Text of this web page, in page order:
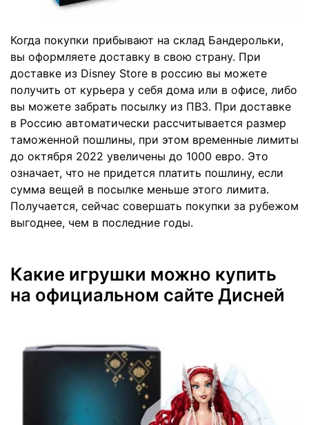
Когда покупки прибывают на склад Бандерольки,
вы оформляете доставку в свою страну. При
доставке из Disney Store в россию вы можете
получить от курьера у себя дома или в офисе, либо
вы можете забрать посылку из ПВЗ. При доставке
в Россию автоматически рассчитывается размер
таможенной пошлины, при этом временные лимиты
до октября 2022 увеличены до 1000 евро. Это
означает, что не придется платить пошлину, если
сумма вещей в посылке меньше этого лимита.
Получается, сейчас совершать покупки за рубежом
выгоднее, чем в последние годы.
Какие игрушки можно купить
на официальном сайте Дисней